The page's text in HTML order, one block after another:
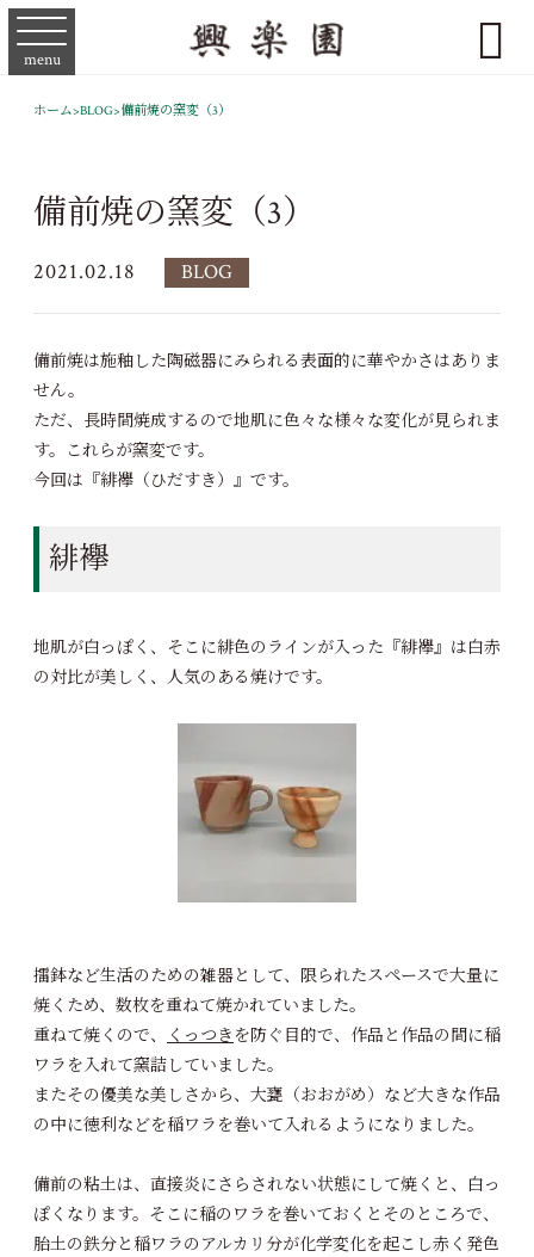
menu 
ホーム>BLOG>備前焼の窯変（3）
備前焼の窯変（3）
2021.02.18 BLOG
備前焼は施釉した陶磁器にみられる表面的に華やかさはありま
せん。
ただ、長時間焼成するので地肌に色々な様々な変化が見られま
す。これらが窯変です。
今回は『緋襷（ひだすき）』です。
緋襷
地肌が白っぽく、そこに緋色のラインが入った『緋襷』は白赤
の対比が美しく、人気のある焼けです。
擂鉢など生活のための雑器として、限られたスペースで大量に
焼くため、数枚を重ねて焼かれていました。
重ねて焼くので、
くっつき を防ぐ目的で、作品と作品の間に稲
ワラを入れて窯詰していました。
またその優美な美しさから、大甕（おおがめ）など大きな作品
の中に徳利などを稲ワラを巻いて入れるようになりました。
備前の粘土は、直接炎にさらされない状態にして焼くと、白っ
ぽくなります。そこに稲のワラを巻いておくとそのところで、
胎土の鉄分と稲ワラのアルカリ分が化学変化を起こし赤く発色